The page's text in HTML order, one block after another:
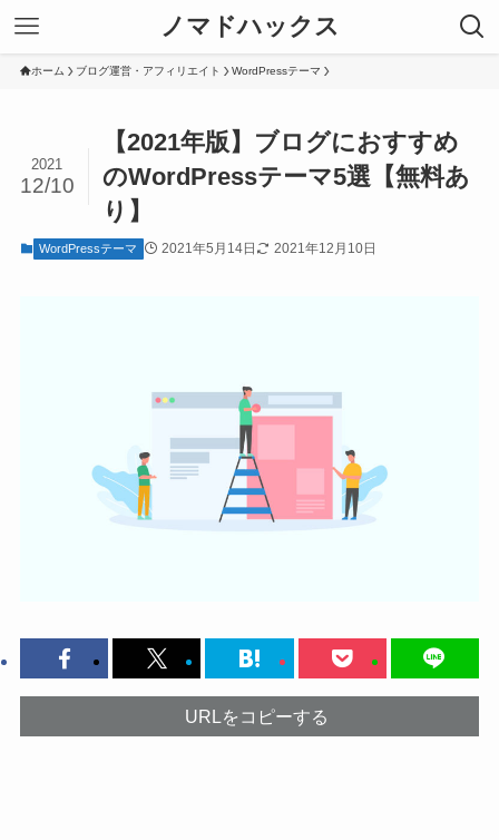
ノマドハックス
ホーム ブログ運営・アフィリエイト WordPressテーマ
【2021年版】ブログにおすすめ
のWordPressテーマ5選【無料あ
り】
2021
12/10
WordPressテーマ 2021年5月14日 2021年12月10日
URLをコピーする